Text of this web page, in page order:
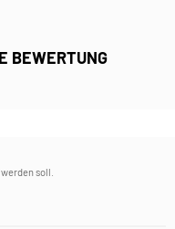
BEWERTUNG
soll.